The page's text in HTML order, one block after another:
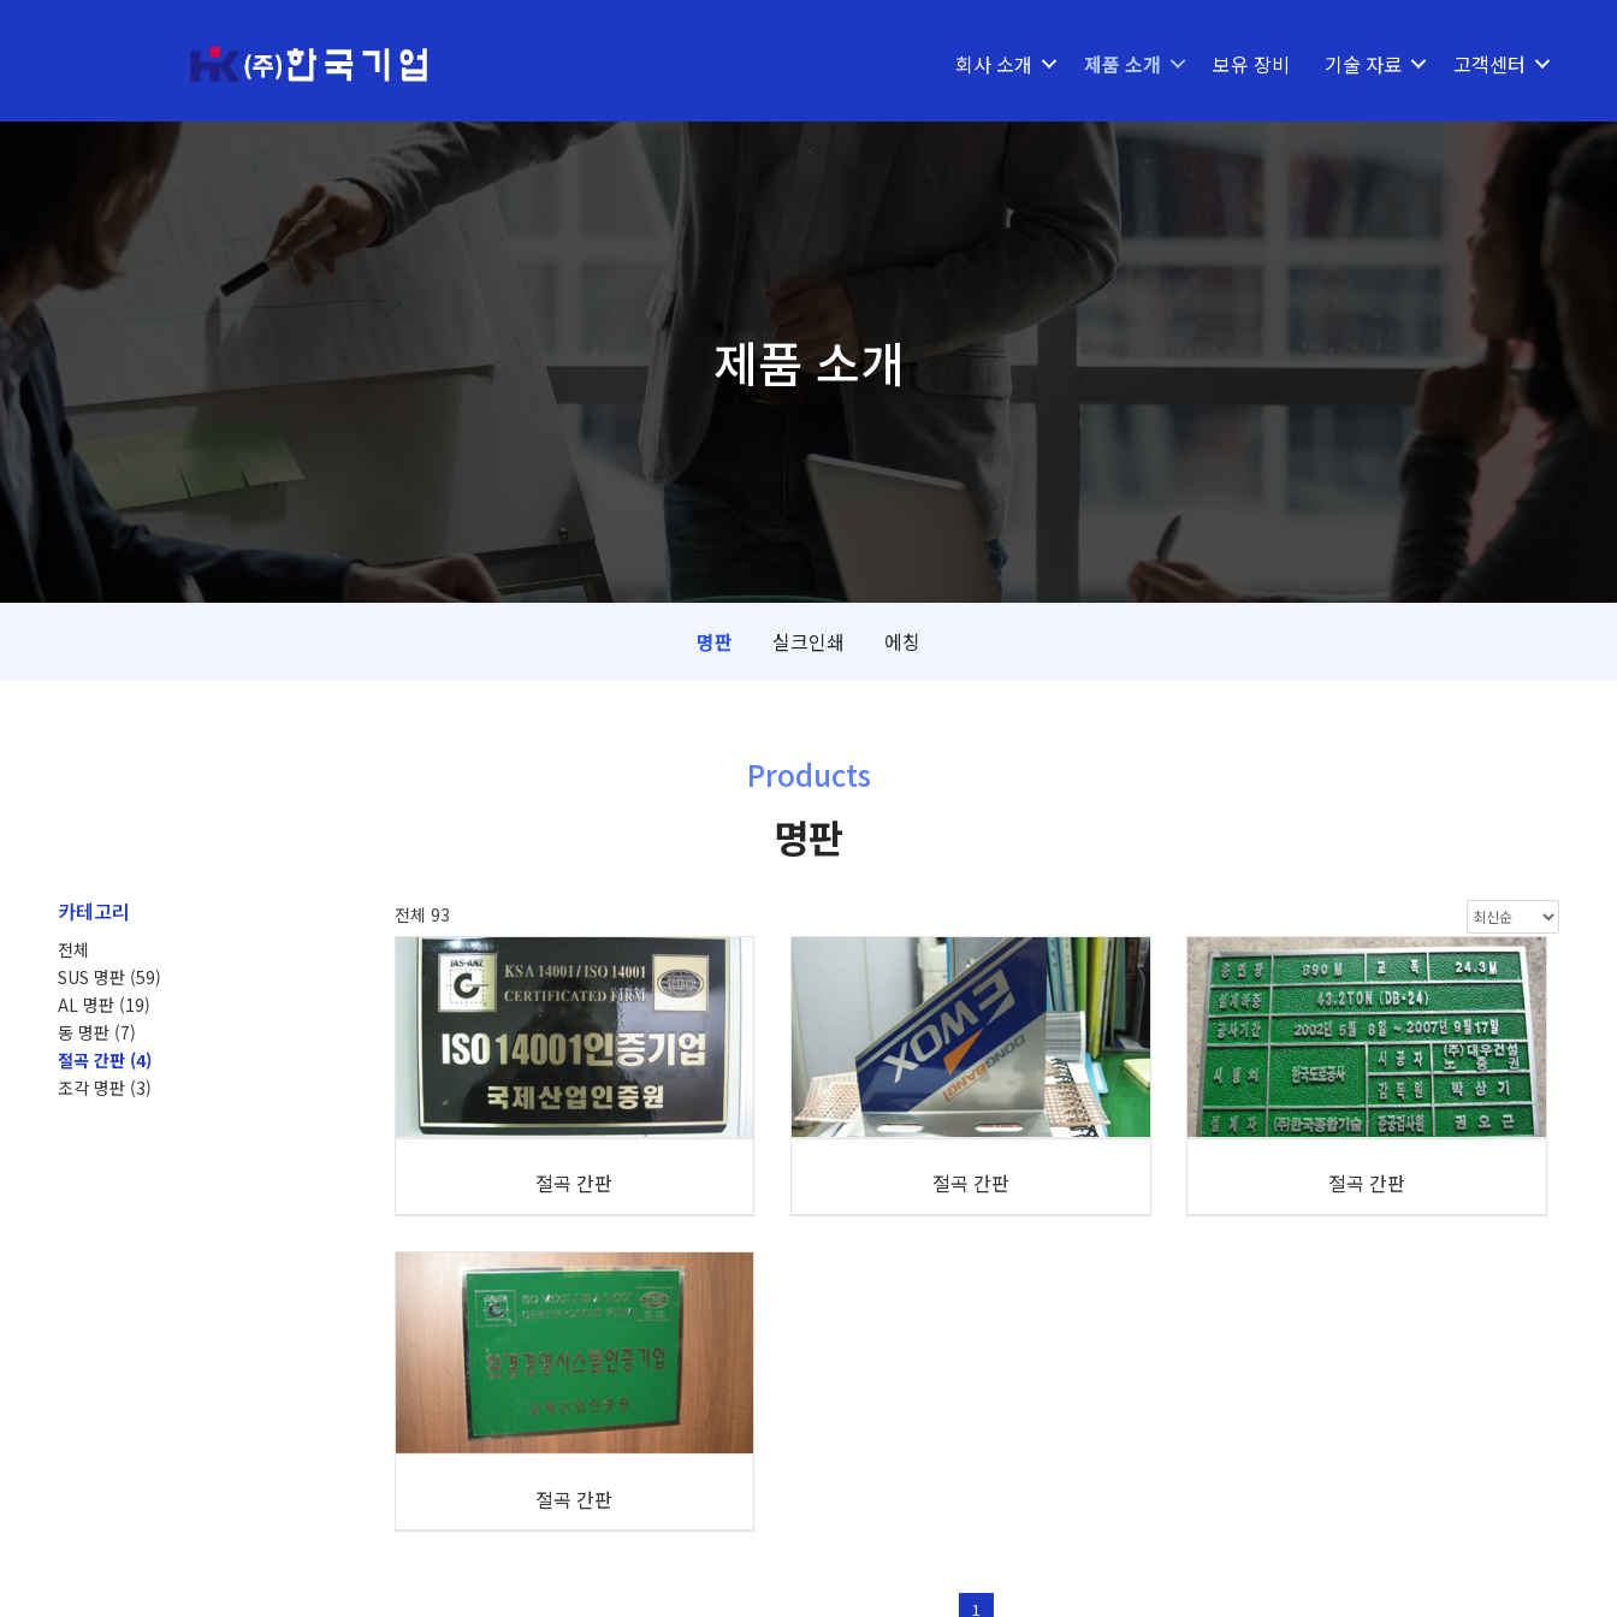
회사 소개 제품 소개 보유 장비 기술 자료 고객센터
제품 소개
명판 실크인쇄 에칭
Products
명판
카테고리
전체
SUS 명판 (59)
AL 명판 (19)
동 명판 (7)
절곡 간판 (4)
조각 명판 (3)
전체 93
절곡 간판 절곡 간판 절곡 간판
절곡 간판
1